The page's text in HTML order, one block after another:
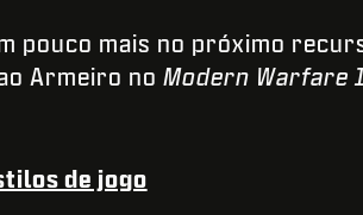
pouco mais no próximo
Armeiro no Modern
de jogo